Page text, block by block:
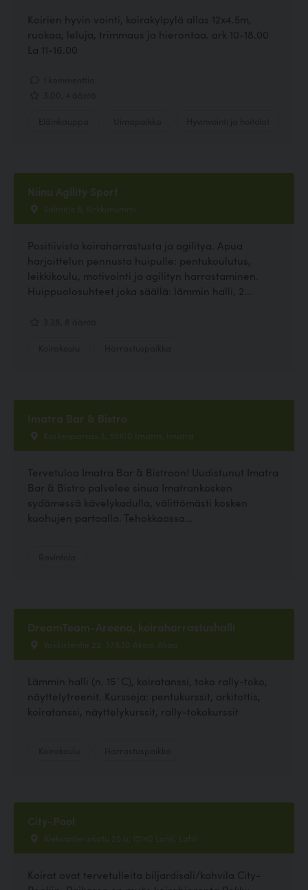
Koirien hyvin vointi, koirakylpylä allas 12x4.5m,
ruokaa, leluja, trimmaus ja hierontaa. ark 10-18.00
La 11-16.00
Niinu Agility Sport
Salmitie 6, Kirkkonummi
Positiivista koiraharrastusta ja agilitya. Apua
harjoittelun pennusta huipulle: pentukoulutus,
leikkikoulu, motivointi ja agilityn harrastaminen.
Huippuolosuhteet joka säällä: lämmin halli, 2...
Imatra Bar & Bistro
Koskenparras 3, 55100 Imatra, Imatra
Tervetuloa Imatra Bar & Bistroon! Uudistunut Imatra
Bar & Bistro palvelee sinua Imatrankosken
sydämessä kävelykadulla, välittömästi kosken
kuohujen partaalla. Tehokkaassa...
DreamTeam-Areena, koiraharrastushalli
Vakkistentie 22, 37830 Akaa, Akaa
Lämmin halli (n. 15`C), koiratanssi, toko rally-toko,
näyttelytreenit. Kursseja: pentukurssit, arkitottis,
koiratanssi, näyttelykurssit, rally-tokokurssit
City-Pool
Aleksanterinkatu 25 b, 15140 Lahti, Lahti
Koirat ovat tervetulleita biljardisali/kahvila City-